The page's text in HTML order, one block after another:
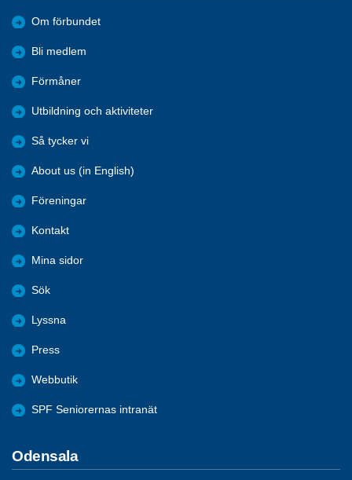
Om förbundet
Bli medlem
Förmåner
Utbildning och aktiviteter
Så tycker vi
About us (in English)
Föreningar
Kontakt
Mina sidor
Sök
Lyssna
Press
Webbutik
SPF Seniorernas intranät
Odensala